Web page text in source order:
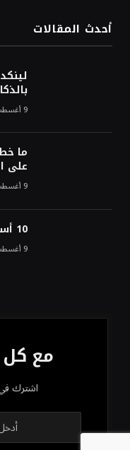
أحدث المقالات
9 أغسطس، 2026
ما
على
9 أغسطس، 2026
10 أسباب وراء عدم شراء الناس منك
9 أغسطس، 2026
مع كل
اشترك في